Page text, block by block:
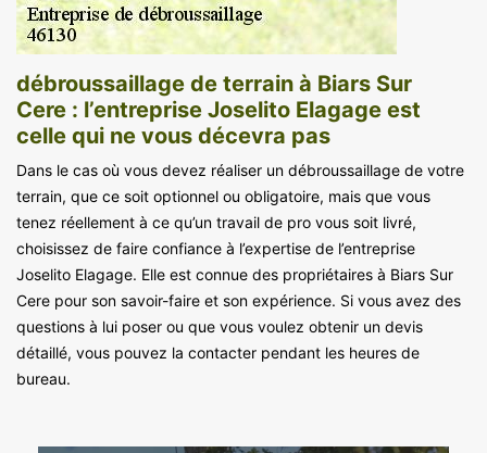
débroussaillage de terrain à Biars Sur
Cere : l’entreprise Joselito Elagage est
celle qui ne vous décevra pas
Dans le cas où vous devez réaliser un débroussaillage de votre
terrain, que ce soit optionnel ou obligatoire, mais que vous
tenez réellement à ce qu’un travail de pro vous soit livré,
choisissez de faire confiance à l’expertise de l’entreprise
Joselito Elagage. Elle est connue des propriétaires à Biars Sur
Cere pour son savoir-faire et son expérience. Si vous avez des
questions à lui poser ou que vous voulez obtenir un devis
détaillé, vous pouvez la contacter pendant les heures de
bureau.